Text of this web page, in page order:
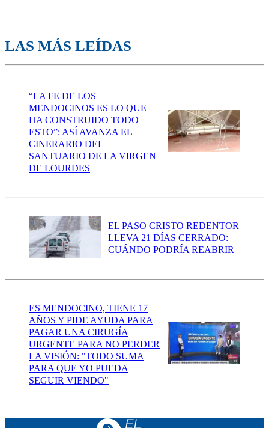
LAS MÁS LEÍDAS
“LA FE DE LOS
MENDOCINOS ES LO QUE
HA CONSTRUIDO TODO
ESTO”: ASÍ AVANZA EL
CINERARIO DEL
SANTUARIO DE LA VIRGEN
DE LOURDES
EL PASO CRISTO REDENTOR
LLEVA 21 DÍAS CERRADO:
CUÁNDO PODRÍA REABRIR
ES MENDOCINO, TIENE 17
AÑOS Y PIDE AYUDA PARA
PAGAR UNA CIRUGÍA
URGENTE PARA NO PERDER
LA VISIÓN: "TODO SUMA
PARA QUE YO PUEDA
SEGUIR VIENDO"